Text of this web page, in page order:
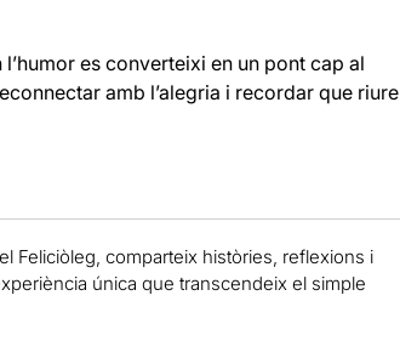
es converteixi en un pont cap al
amb l’alegria i recordar que riure
Feliciòleg, comparteix històries, reflexions i
única que transcendeix el simple